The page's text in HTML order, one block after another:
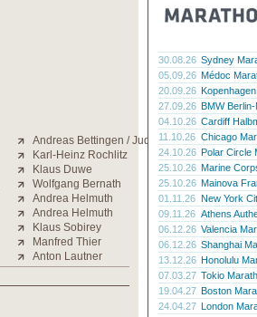
Andreas Bettingen / Judith Strack
Karl-Heinz Rochlitz
Klaus Duwe
Wolfgang Bernath
Andrea Helmuth
Andrea Helmuth
Klaus Sobirey
Manfred Thier
Anton Lautner
30.08.26 Sydney
05.09.26 Médoc
20.09.26
27.09.26 BMW
04.10.26 Cardiff
11.10.26 Chicago
24.10.26 Polar Circle
25.10.26 Marine
25.10.26 Mainova
01.11.26 New York
09.11.26 Athens
06.12.26 Valencia
06.12.26 Shanghai
13.12.26 Honolulu
07.03.27 Tokio
19.04.27 Boston
24.04.27 London